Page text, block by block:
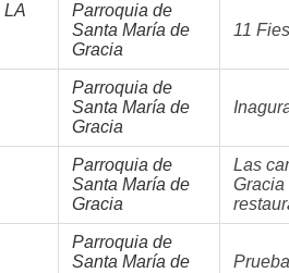
LA
Parroquia de
Santa María de
Gracia
11
Parroquia de
Santa María de
Gracia
Parroquia de
Santa María de
Gracia
Las
Gracia
Parroquia de
Santa María de